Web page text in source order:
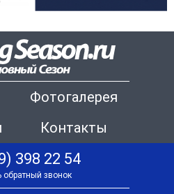
Фотогалерея
Контакты
398 22 54
обратный звонок